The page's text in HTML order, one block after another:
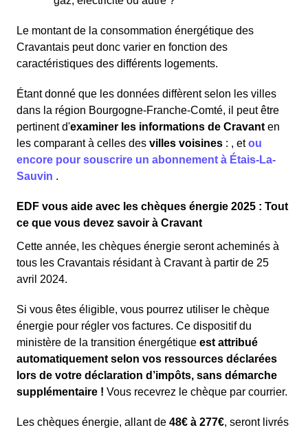
Le montant de la consommation énergétique des
Cravantais peut donc varier en fonction des
caractéristiques des différents logements.
Étant donné que les données diffèrent selon les villes
dans la région Bourgogne-Franche-Comté, il peut être
pertinent d'examiner les informations de Cravant en
les comparant à celles des villes voisines : , etou
encore pour souscrire un abonnement à Étais-La-
Sauvin .
EDF vous aide avec les chèques énergie 2025 : Tout
ce que vous devez savoir à Cravant
Cette année, les chèques énergie seront acheminés à
tous les Cravantais résidant à Cravant à partir de 25
avril 2024.
Si vous êtes éligible, vous pourrez utiliser le chèque
énergie pour régler vos factures. Ce dispositif du
ministère de la transition énergétique est attribué
automatiquement selon vos ressources déclarées
lors de votre déclaration d’impôts, sans démarche
supplémentaire ! Vous recevrez le chèque par courrier.
Les chèques énergie, allant de 48€ à 277€, seront livrés